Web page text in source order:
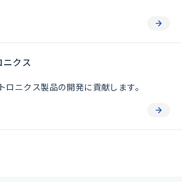
ニクス
ロニクス製品の開発に貢献します。